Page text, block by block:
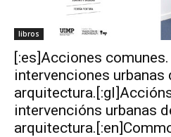
libros
[:es]Acciones
intervenciones urbanas
intervencións urbanas